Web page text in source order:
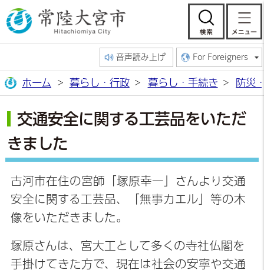
常陸大宮市公
検
音声読み上げ For Foreigners
ホーム 暮らし・行政 暮らし・手続き 防災
交通安全に関する工芸品をいただ
きました
古河市在住の宮師「塚原幸一」さんより交通
安全に関する工芸品、「無事カエル」等の木
像をいただきました。
塚原さんは、宮大工として多くの寺社仏閣を
手掛けてきた方で、現在は社会の安寧や交通